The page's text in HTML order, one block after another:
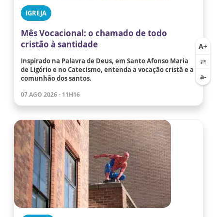
IGREJA
Mês Vocacional: o chamado de todo
cristão à santidade
Inspirado na Palavra de Deus, em Santo Afonso Maria
de Ligório e no Catecismo, entenda a vocação cristã e a
comunhão dos santos.
07 AGO 2026 - 11H16